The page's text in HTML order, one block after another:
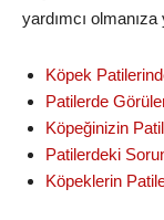
yardımcı olmanıza
Köpek
Patilerde
Köpeğinizin
Patilerdeki
Köpeklerin